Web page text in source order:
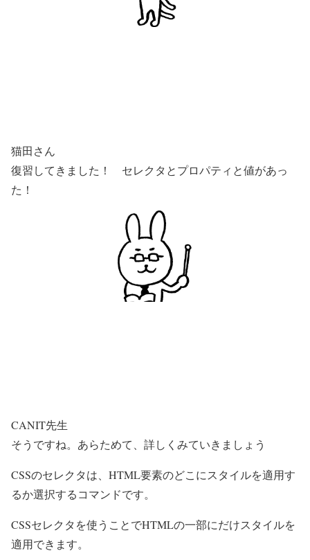
猫田さん
復習してきました！ セレクタとプロパティと値があっ
た！
CANIT先生
そうですね。あらためて、詳しくみていきましょう
CSSのセレクタは、HTML要素のどこにスタイルを適用す
るか選択するコマンドです。
CSSセレクタを使うことでHTMLの一部にだけスタイルを
適用できます。